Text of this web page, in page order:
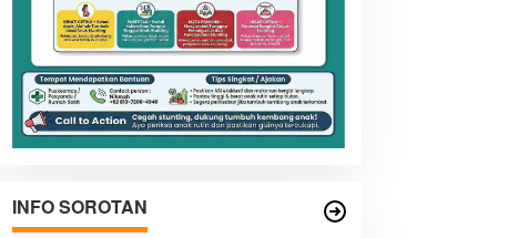
INFO SOROTAN